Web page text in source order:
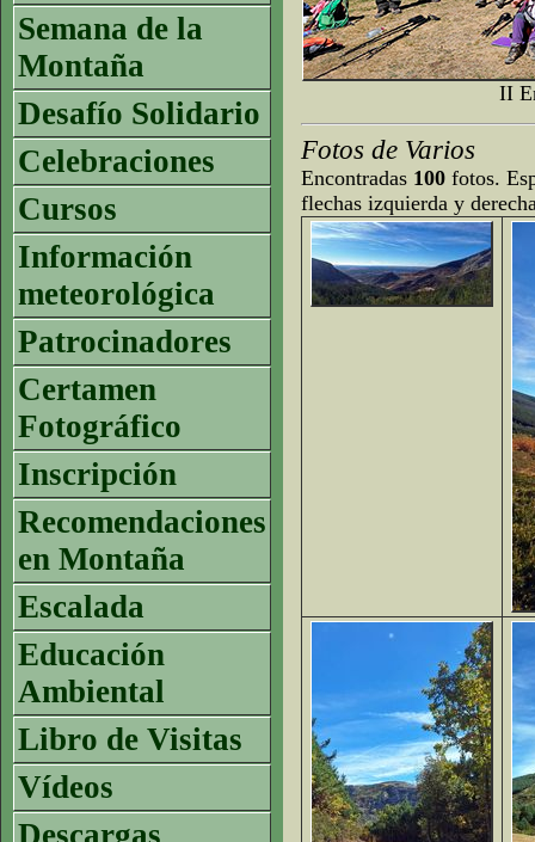
Semana de la
Montaña
Desafío Solidario
Celebraciones
Cursos
Información
meteorológica
Patrocinadores
Certamen
Fotográfico
Inscripción
Recomendaciones
en Montaña
Escalada
Educación
Ambiental
Libro de Visitas
Vídeos
Descargas
II
Fotos de Varios
Encontradas 100 fotos.
flechas izquierda y